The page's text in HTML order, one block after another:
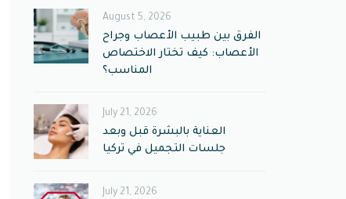
ن
:
August 5, 2026
الفرق بين طبيب الأعصاب وجراح
الأعصاب: كيف تختار الاختصاص
المناسب؟
July 21, 2026
العناية بالبشرة قبل وبعد
جلسات التجميل في تركيا
July 21, 2026